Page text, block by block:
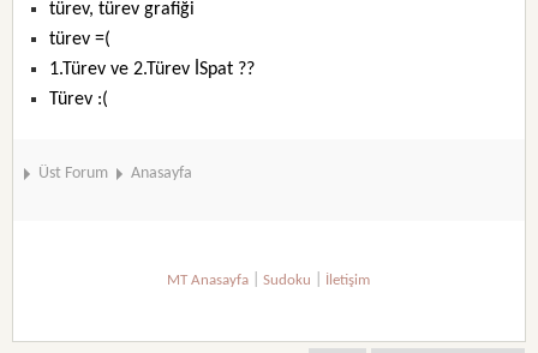
türev, türev grafiği
türev =(
1.Türev ve 2.Türev İSpat ??
Türev :(
Üst Forum Anasayfa
MT Anasayfa |Sudoku İletişim